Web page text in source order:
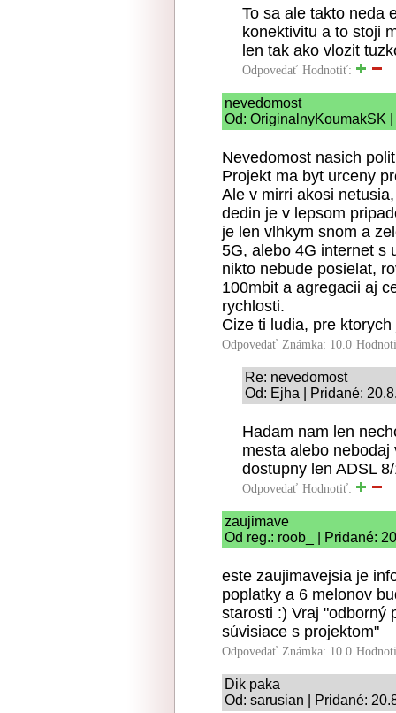
To sa ale takto neda
konektivitu a to stoji
len tak ako vlozit
Odpovedať Hodnotiť:
nevedomost
Od: OriginalnyKoumakSK
Nevedomost nasich
Projekt ma byt urceny
Ale v mirri akosi
dedin je v lepsom
je len vlhkym snom a
5G, alebo 4G internet s
nikto nebude posielat,
100mbit a agregacii aj
rychlosti.
Cize ti ludia, pre
Odpovedať Známka: 10.0
Re: nevedomost
Od: Ejha | Pridané:
Hadam nam len
mesta alebo
dostupny len ADSL
Odpovedať Hodnotiť:
zaujimave
Od reg.: roob_ | Pridané:
este zaujimavejsia je
poplatky a 6 melonov
starosti :) Vraj "odborný
súvisiace s projektom"
Odpovedať Známka: 10.0
Dik paka
Od: sarusian | Pridané: